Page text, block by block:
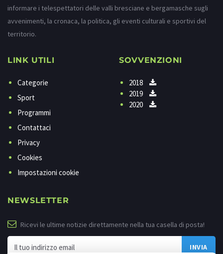
informare i telespettatori delle valli bresciane e bergamasche sugli
avvenimenti, la cronaca, la politica, gli eventi culturali e sportivi del
territorio.
LINK UTILI
Categorie
Sport
Programmi
Contattaci
Privacy
Cookies
Impostazioni cookie
SOVVENZIONI
2018
2019
2020
NEWSLETTER
Ricevi le ultime notizie direttamente nella tua casella di posta!